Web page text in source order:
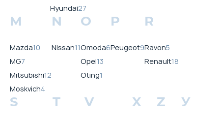
Hyundai27
M
Mazda10
MG7
Mitsubishi12
Moskvich4
N
Nissan11
O
Omoda6
Opel13
Oting1
P
Peugeot9
R
Ravon5
Renault18
S T V X Z У